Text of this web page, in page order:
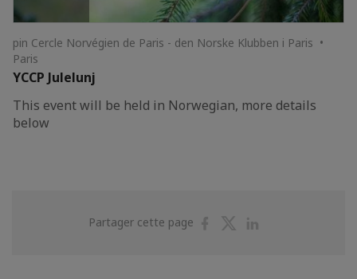
pin Cercle Norvégien de Paris - den Norske Klubben i Paris •
Paris
YCCP Julelunj
This event will be held in Norwegian, more details
below
Partager cette page
PartagerPartager